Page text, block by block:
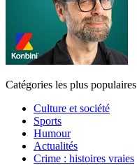
Catégories les plus populaires
Culture et société
Sports
Humour
Actualités
Crime : histoires vraies